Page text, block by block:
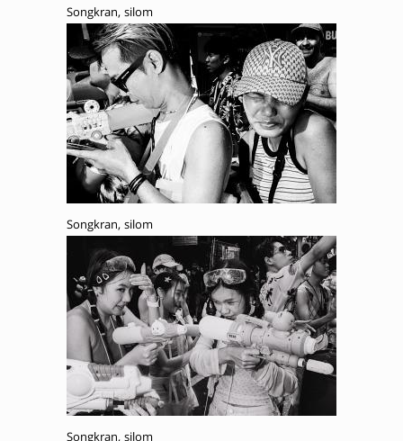
Songkran, silom
Songkran, silom